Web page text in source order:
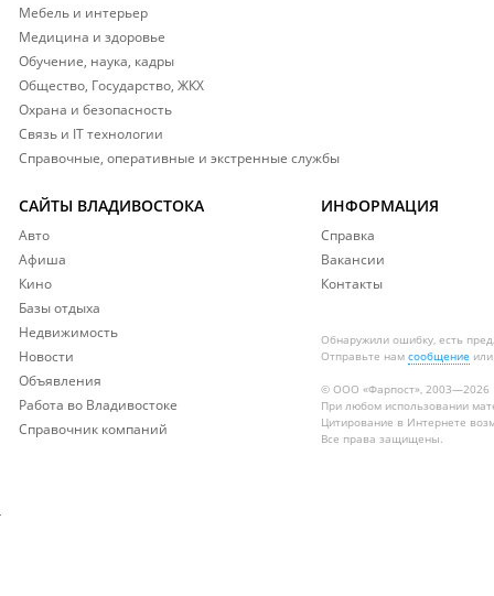
Мебель и интерьер
Медицина и здоровье
Обучение, наука, кадры
Общество, Государство, ЖКХ
Охрана и безопасность
Связь и IT технологии
Справочные, оперативные и экстренные службы
САЙТЫ ВЛАДИВОСТОКА
Авто
Афиша
Кино
Базы отдыха
Недвижимость
Новости
Объявления
Работа во Владивостоке
Справочник компаний
ИНФОРМАЦИЯ
Справка
Вакансии
Контакты
Обнаружили ошибку, есть
Отправьте нам сообщение
© ООО «Фарпост», 2003—2026
При любом использовании
Цитирование в Интернете
Все права защищены.